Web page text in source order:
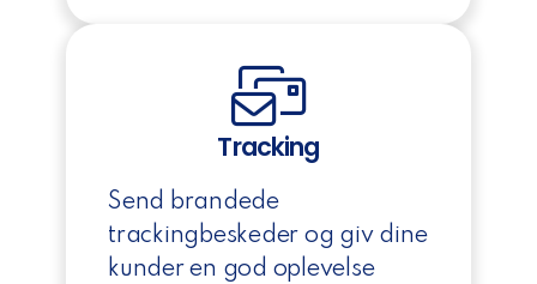
Tracking
Send brandede
trackingbeskeder og giv dine
kunder en god oplevelse